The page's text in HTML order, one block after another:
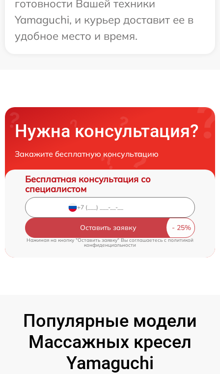
готовности Вашей техники
Yamaguchi, и курьер доставит ее в
удобное место и время.
Нужна консультация?
Закажите бесплатную консультацию
Бесплатная консультация со
специалистом
Оставить заявку
Нажимая на кнопку "Оставить заявку" Вы соглашаетесь cполитикой
конфиденциальности
Популярные модели
Массажных кресел
Yamaguchi